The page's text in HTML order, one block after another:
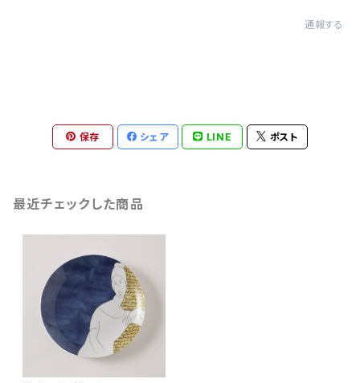
通報する
保存 シェア LINE ポスト
最近チェックした商品